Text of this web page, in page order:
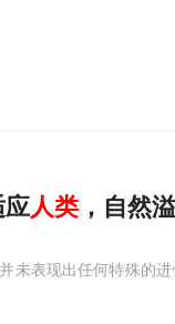
人类 ，自然
未表现出任何特殊的